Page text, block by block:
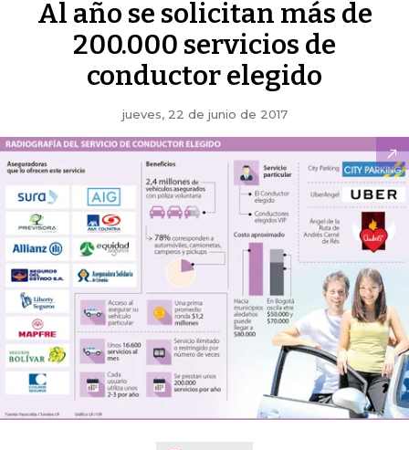
Al año se solicitan más de
200.000 servicios de
conductor elegido
jueves, 22 de junio de 2017